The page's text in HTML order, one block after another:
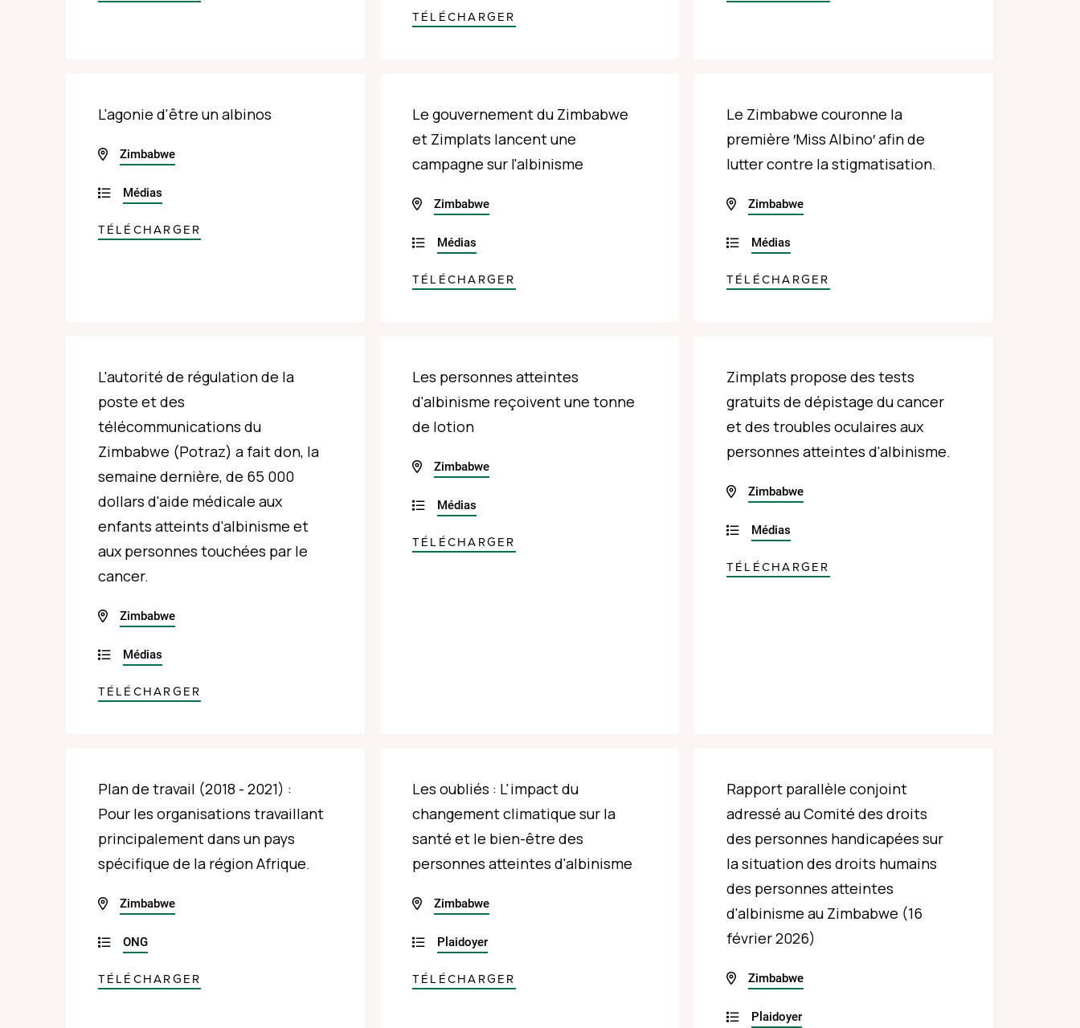
TÉLÉCHARGER
L'agonie d'être un albinos
Zimbabwe
Médias
TÉLÉCHARGER
Le gouvernement du Zimbabwe
et Zimplats lancent une
campagne sur l'albinisme
Zimbabwe
Médias
TÉLÉCHARGER
Le Zimbabwe couronne la
première ′Miss Albino′ afin de
lutter contre la stigmatisation.
Zimbabwe
Médias
TÉLÉCHARGER
L'autorité de régulation de la
poste et des
télécommunications du
Zimbabwe (Potraz) a fait don, la
semaine dernière, de 65 000
dollars d'aide médicale aux
enfants atteints d'albinisme et
aux personnes touchées par le
cancer.
Zimbabwe
Médias
TÉLÉCHARGER
Les personnes atteintes
d'albinisme reçoivent une tonne
de lotion
Zimbabwe
Médias
TÉLÉCHARGER
Zimplats propose des tests
gratuits de dépistage du cancer
et des troubles oculaires aux
personnes atteintes d'albinisme.
Zimbabwe
Médias
TÉLÉCHARGER
Plan de travail (2018 - 2021) :
Pour les organisations travaillant
principalement dans un pays
spécifique de la région Afrique.
Zimbabwe
ONG
TÉLÉCHARGER
Les oubliés : L'impact du
changement climatique sur la
santé et le bien-être des
personnes atteintes d'albinisme
Zimbabwe
Plaidoyer
TÉLÉCHARGER
Rapport parallèle conjoint
adressé au Comité des droits
des personnes handicapées sur
la situation des droits humains
des personnes atteintes
d'albinisme au Zimbabwe (16
février 2026)
Zimbabwe
Plaidoyer